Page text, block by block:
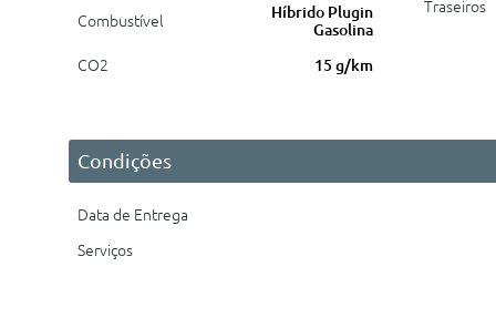
Combustível
Híbrido Plugin
Gasolina
CO2
15 g/km
Traseiros
Condições
Data de Entrega
Serviços